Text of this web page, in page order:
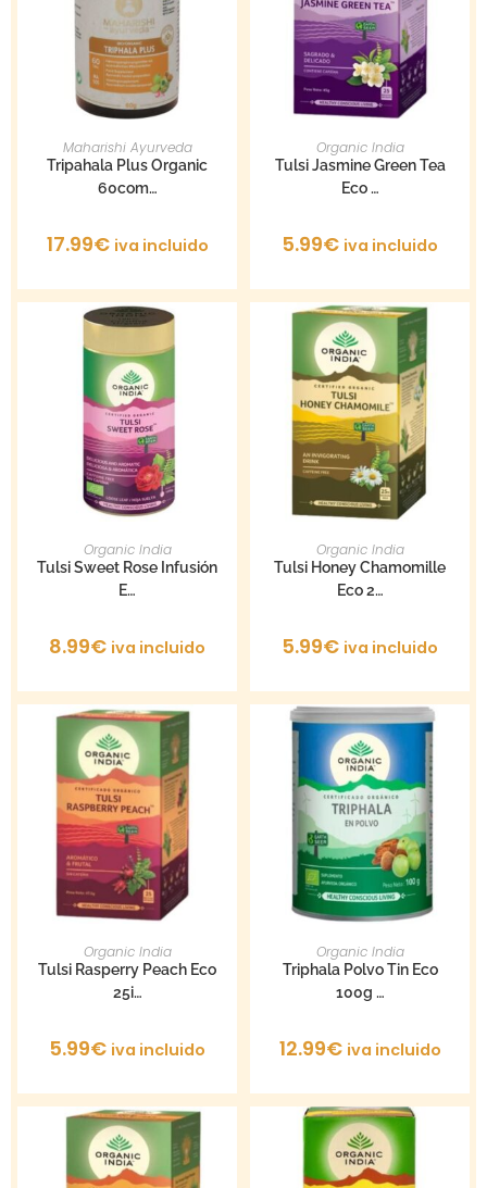
AÑADIR AL CARRITO
Maharishi Ayurveda
Tripahala Plus Organic
60com…
17.99€ iva incluido
AÑADIR AL CARRITO
Organic India
Tulsi Jasmine Green Tea
Eco …
5.99€ iva incluido
AÑADIR AL CARRITO
Organic India
Tulsi Sweet Rose Infusión
E…
8.99€ iva incluido
AÑADIR AL CARRITO
Organic India
Tulsi Honey Chamomille
Eco 2…
5.99€ iva incluido
AÑADIR AL CARRITO
Organic India
Tulsi Rasperry Peach Eco
25i…
5.99€ iva incluido
AÑADIR AL CARRITO
Organic India
Triphala Polvo Tin Eco
100g …
12.99€ iva incluido